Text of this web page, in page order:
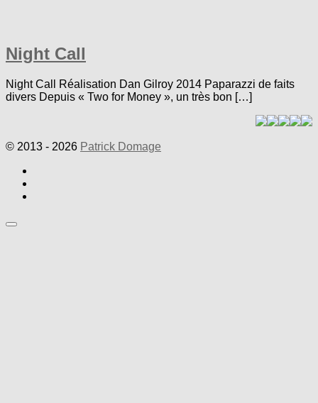
Night Call
Night Call Réalisation Dan Gilroy 2014 Paparazzi de faits
divers Depuis « Two for Money », un très bon […]
© 2013 - 2026 Patrick Domage